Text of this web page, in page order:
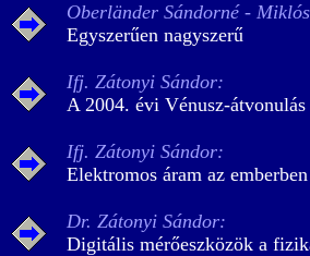
Oberländer Sándorné -
Egyszerűen nagyszerű
Ifj. Zátonyi Sándor:
A 2004. évi Vénusz-
Ifj. Zátonyi Sándor:
Elektromos áram az emberben
Dr. Zátonyi Sándor:
Digitális mérőeszközök a